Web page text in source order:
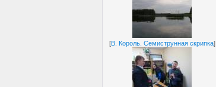
[В. Король. Семиструнная скрипка]